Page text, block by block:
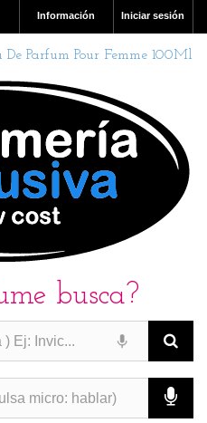
Iniciar sesión
Información
Parfum Pour Femme 100Ml
busca?